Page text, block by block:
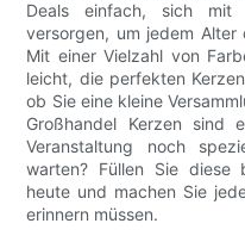
Deals einfach, sich mit
versorgen, um jedem Alter
Mit einer Vielzahl von
leicht, die perfekten
ob Sie eine kleine
Großhandel Kerzen sind
Veranstaltung noch
warten? Füllen Sie diese
heute und machen Sie
erinnern müssen.